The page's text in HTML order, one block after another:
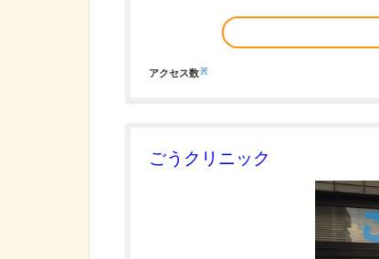
アクセス数※
ごうクリニック